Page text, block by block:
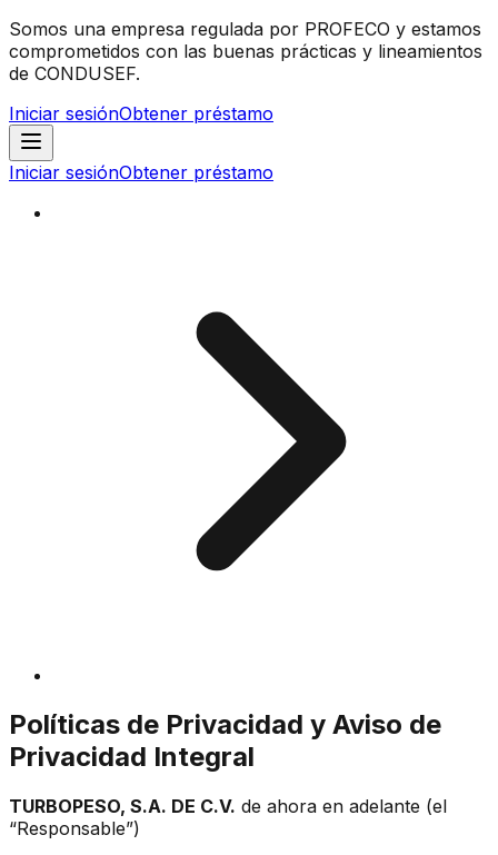
Somos una empresa regulada por PROFECO y estamos
comprometidos con las buenas prácticas y lineamientos
de CONDUSEF.
Iniciar sesiónObtener préstamo
Iniciar sesiónObtener préstamo
Políticas de Privacidad y Aviso de
Privacidad Integral
TURBOPESO, S.A. DE C.V. de ahora en adelante (el
“Responsable”)